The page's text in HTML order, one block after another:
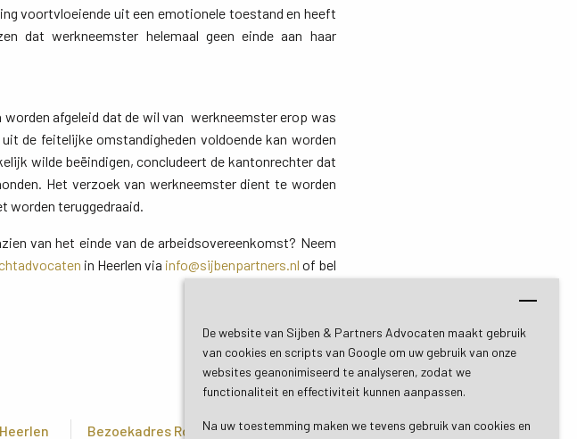
De website van Sijben & Partners Advocaten maakt gebruik
van cookies en scripts van Google om uw gebruik van onze
websites geanonimiseerd te analyseren, zodat we
functionaliteit en effectiviteit kunnen aanpassen.
Na uw toestemming maken we tevens gebruik van cookies en
voortvloeiende uit een emotionele toestand en heeft
dat werkneemster helemaal geen einde aan haar
afgeleid dat de wil van werkneemster erop was
de feitelijke omstandigheden voldoende kan worden
wilde beëindigen, concludeert de kantonrechter dat
Het verzoek van werkneemster dient te worden
worden teruggedraaid.
van het einde van de arbeidsovereenkomst? Neem
in Heerlen via info@sijbenpartners.nl of bel
Bezoekadres Roermond Bezoekadres De Bilt